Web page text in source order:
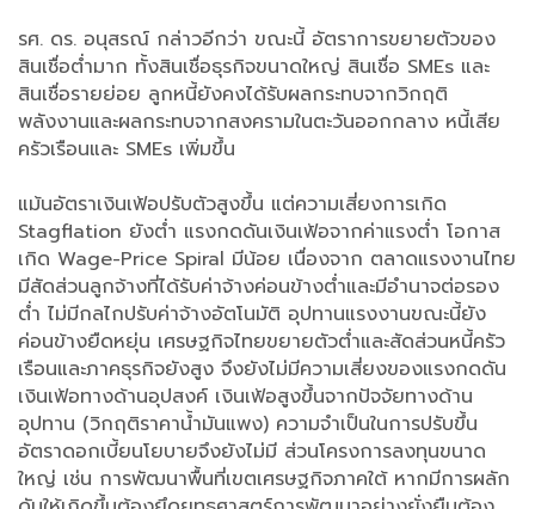
รศ. ดร. อนุสรณ์ กล่าวอีกว่า ขณะนี้ อัตราการขยายตัวของ
สินเชื่อต่ำมาก ทั้งสินเชื่อธุรกิจขนาดใหญ่ สินเชื่อ SMEs และ
สินเชื่อรายย่อย ลูกหนี้ยังคงได้รับผลกระทบจากวิกฤติ
พลังงานและผลกระทบจากสงครามในตะวันออกกลาง หนี้เสีย
ครัวเรือนและ SMEs เพิ่มขึ้น
แม้นอัตราเงินเฟ้อปรับตัวสูงขึ้น แต่ความเสี่ยงการเกิด
Stagflation ยังต่ำ แรงกดดันเงินเฟ้อจากค่าแรงต่ำ โอกาส
เกิด Wage-Price Spiral มีน้อย เนื่องจาก ตลาดแรงงานไทย
มีสัดส่วนลูกจ้างที่ได้รับค่าจ้างค่อนข้างต่ำและมีอำนาจต่อรอง
ต่ำ ไม่มีกลไกปรับค่าจ้างอัตโนมัติ อุปทานแรงงานขณะนี้ยัง
ค่อนข้างยืดหยุ่น เศรษฐกิจไทยขยายตัวต่ำและสัดส่วนหนี้ครัว
เรือนและภาคธุรกิจยังสูง จึงยังไม่มีความเสี่ยงของแรงกดดัน
เงินเฟ้อทางด้านอุปสงค์ เงินเฟ้อสูงขึ้นจากปัจจัยทางด้าน
อุปทาน (วิกฤติราคาน้ำมันแพง) ความจำเป็นในการปรับขึ้น
อัตราดอกเบี้ยนโยบายจึงยังไม่มี ส่วนโครงการลงทุนขนาด
ใหญ่ เช่น การพัฒนาพื้นที่เขตเศรษฐกิจภาคใต้ หากมีการผลัก